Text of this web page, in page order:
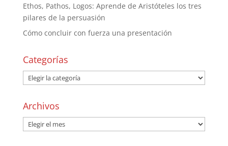
Ethos, Pathos, Logos: Aprende de Aristóteles los tres
pilares de la persuasión
Cómo concluir con fuerza una presentación
Categorías
Archivos